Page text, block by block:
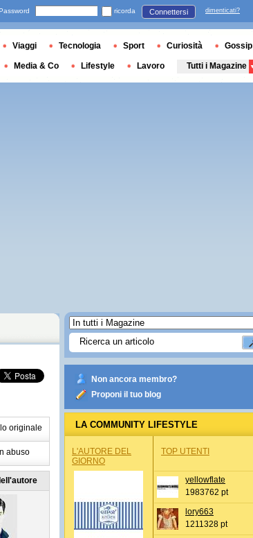
originale
abuso
Non ancora membro?
Proponi il tuo blog
LA COMMUNITY LIFESTYLE
L'AUTORE DEL
GIORNO
TOP UTENTI
yellowflate
1983762 pt
lory663
1211328 pt
ricorda Connettersi dimenticati?
Viaggi Tecnologia Sport Curiosità Gossip
Media & Co Lifestyle Lavoro Tutti i Magazine